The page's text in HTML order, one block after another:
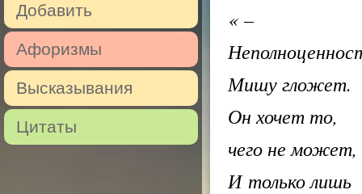
Добавить
Афоризмы
Высказывания
Цитаты
«–
Мишу гложет.
Он хочет то,
чего не может,
И только лишь